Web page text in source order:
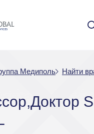
Медиполь Найти